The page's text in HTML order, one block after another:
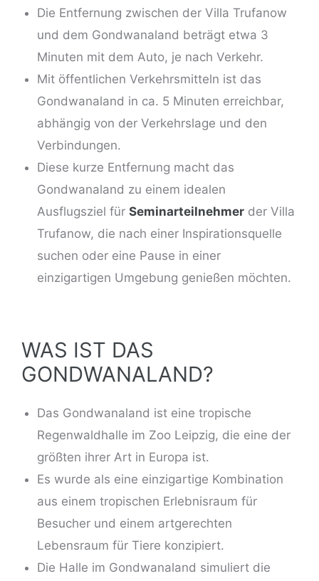
Die Entfernung zwischen der Villa Trufanow
und dem Gondwanaland beträgt etwa 3
Minuten mit dem Auto, je nach Verkehr.
Mit öffentlichen Verkehrsmitteln ist das
Gondwanaland in ca. 5 Minuten erreichbar,
abhängig von der Verkehrslage und den
Verbindungen.
Diese kurze Entfernung macht das
Gondwanaland zu einem idealen
Ausflugsziel fürSeminarteilnehmer der Villa
Trufanow, die nach einer Inspirationsquelle
suchen oder eine Pause in einer
einzigartigen Umgebung genießen möchten.
WAS IST DAS
GONDWANALAND?
Das Gondwanaland ist eine tropische
Regenwaldhalle im Zoo Leipzig, die eine der
größten ihrer Art in Europa ist.
Es wurde als eine einzigartige Kombination
aus einem tropischen Erlebnisraum für
Besucher und einem artgerechten
Lebensraum für Tiere konzipiert.
Die Halle im Gondwanaland simuliert die